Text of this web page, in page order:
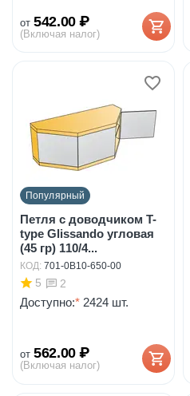
от 542.00 ₽
(Включая налог)
Популярный
Петля с доводчиком T-
type Glissando угловая
(45 гр) 110/4...
КОД: 701-0B10-650-00
5 2
Доступно:* 2424 шт.
от 562.00 ₽
(Включая налог)